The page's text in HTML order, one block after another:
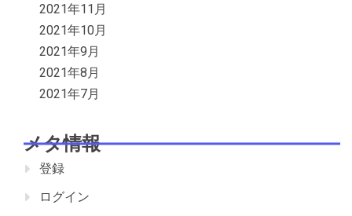
2021年11月
2021年10月
2021年9月
2021年8月
2021年7月
メタ情報
登録
ログイン